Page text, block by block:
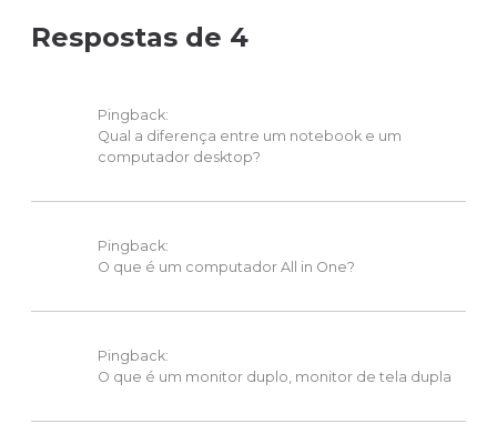
Respostas de 4
Pingback:
Qual a diferença entre um notebook e um
computador desktop?
Pingback:
O que é um computador All in One?
Pingback:
O que é um monitor duplo, monitor de tela dupla